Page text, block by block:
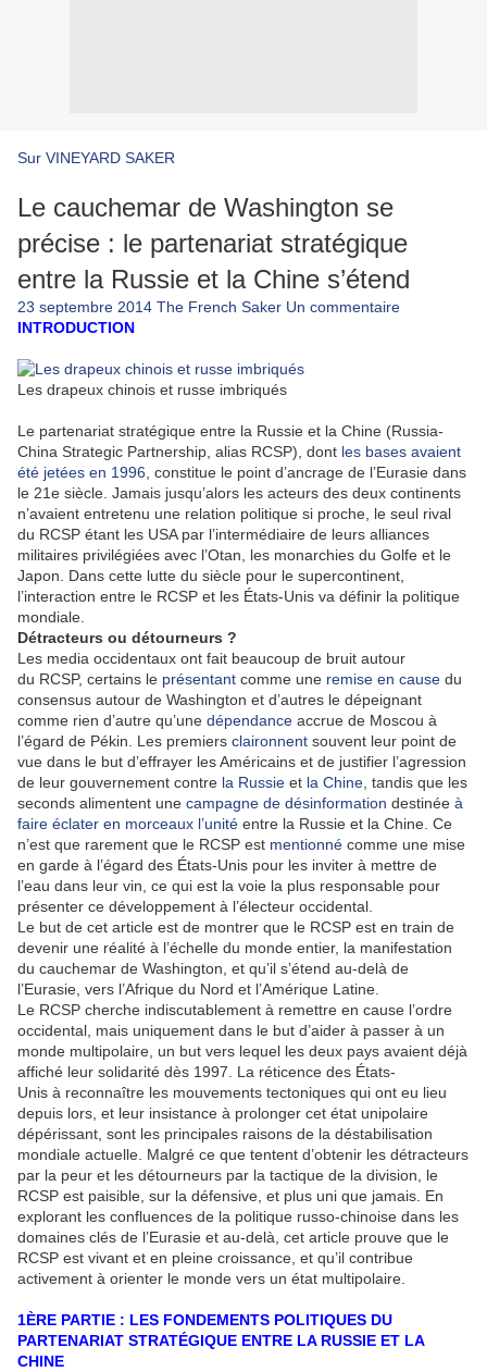
Sur VINEYARD SAKER
Le cauchemar de Washington se
précise : le partenariat stratégique
entre la Russie et la Chine s’étend
23 septembre 2014 The French Saker Un commentaire
INTRODUCTION
Les drapeux chinois et russe imbriqués
Le partenariat stratégique entre la Russie et la Chine (Russia-
China Strategic Partnership, alias RCSP), dont les bases avaient
été jetées en 1996 , constitue le point d’ancrage de l’Eurasie dans
le 21e siècle. Jamais jusqu’alors les acteurs des deux continents
n’avaient entretenu une relation politique si proche, le seul rival
du RCSP étant les USA par l’intermédiaire de leurs alliances
militaires privilégiées avec l’Otan, les monarchies du Golfe et le
Japon. Dans cette lutte du siècle pour le supercontinent,
l’interaction entre le RCSP et les États-Unis va définir la politique
mondiale.
Détracteurs ou détourneurs ?
Les media occidentaux ont fait beaucoup de bruit autour
du RCSP, certains le présentant comme une remise en cause du
consensus autour de Washington et d’autres le dépeignant
comme rien d’autre qu’une dépendance accrue de Moscou à
l’égard de Pékin. Les premiers claironnent souvent leur point de
vue dans le but d’effrayer les Américains et de justifier l’agression
de leur gouvernement contre la Russie et la Chine , tandis que les
seconds alimentent une campagne de désinformation destinée à
faire éclater en morceaux l’unité entre la Russie et la Chine. Ce
n’est que rarement que le RCSP est mentionné comme une mise
en garde à l’égard des États-Unis pour les inviter à mettre de
l’eau dans leur vin, ce qui est la voie la plus responsable pour
présenter ce développement à l’électeur occidental.
Le but de cet article est de montrer que le RCSP est en train de
devenir une réalité à l’échelle du monde entier, la manifestation
du cauchemar de Washington, et qu’il s’étend au-delà de
l’Eurasie, vers l’Afrique du Nord et l’Amérique Latine.
Le RCSP cherche indiscutablement à remettre en cause l’ordre
occidental, mais uniquement dans le but d’aider à passer à un
monde multipolaire, un but vers lequel les deux pays avaient déjà
affiché leur solidarité dès 1997. La réticence des États-
Unis à reconnaître les mouvements tectoniques qui ont eu lieu
depuis lors, et leur insistance à prolonger cet état unipolaire
dépérissant, sont les principales raisons de la déstabilisation
mondiale actuelle. Malgré ce que tentent d’obtenir les détracteurs
par la peur et les détourneurs par la tactique de la division, le
RCSP est paisible, sur la défensive, et plus uni que jamais. En
explorant les confluences de la politique russo-chinoise dans les
domaines clés de l’Eurasie et au-delà, cet article prouve que le
RCSP est vivant et en pleine croissance, et qu’il contribue
activement à orienter le monde vers un état multipolaire.
1ÈRE PARTIE : LES FONDEMENTS POLITIQUES DU
PARTENARIAT STRATÉGIQUE ENTRE LA RUSSIE ET LA
CHINE